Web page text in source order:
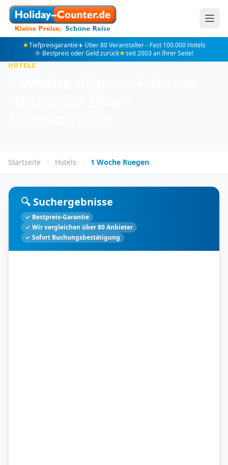
★Tiefpreisgarantie✈️ Über 80 Veranstalter✓Fast 100.000 Hotels
🌞 Bestpreis oder Geld zurück★seit 2003 an Ihrer Seite!
HOTELS
Startseite Hotels 1 Woche Ruegen
🔍 Suchergebnisse
✓ Bestpreis-Garantie
✓ Wir vergleichen über 80 Anbieter
✓ Sofort Buchungsbestätigung